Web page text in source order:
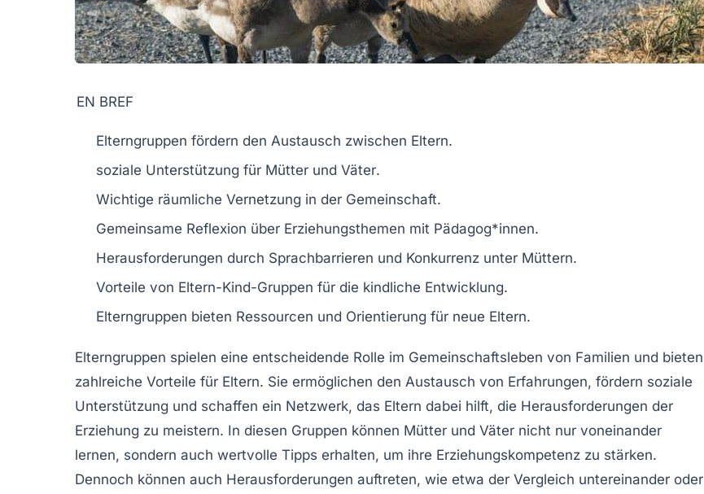
EN BREF
Elterngruppen fördern den Austausch zwischen Eltern.
soziale Unterstützung für Mütter und Väter.
Wichtige räumliche Vernetzung in der Gemeinschaft.
Gemeinsame Reflexion über Erziehungsthemen mit Pädagog*innen.
Herausforderungen durch Sprachbarrieren und Konkurrenz unter Müttern.
Vorteile von Eltern-Kind-Gruppen für die kindliche Entwicklung.
Elterngruppen bieten Ressourcen und Orientierung für neue Eltern.
Elterngruppen spielen eine entscheidende Rolle im Gemeinschaftsleben von Familien und bieten
zahlreiche Vorteile für Eltern. Sie ermöglichen den Austausch von Erfahrungen, fördern soziale
Unterstützung und schaffen ein Netzwerk, das Eltern dabei hilft, die Herausforderungen der
Erziehung zu meistern. In diesen Gruppen können Mütter und Väter nicht nur voneinander
lernen, sondern auch wertvolle Tipps erhalten, um ihre Erziehungskompetenz zu stärken.
Dennoch können auch Herausforderungen auftreten, wie etwa der Vergleich untereinander oder